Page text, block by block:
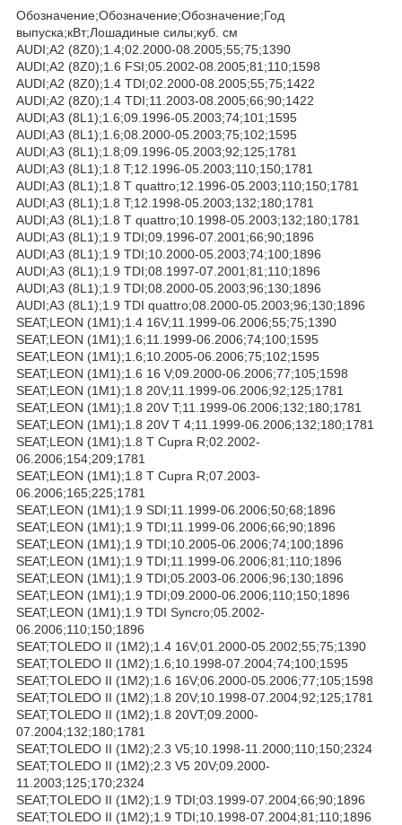
Обозначение;Обозначение;Обозначение;Год
выпуска;кВт;Лошадиные силы;куб. см
AUDI;A2 (8Z0);1.4;02.2000-08.2005;55;75;1390
AUDI;A2 (8Z0);1.6 FSI;05.2002-08.2005;81;110;1598
AUDI;A2 (8Z0);1.4 TDI;02.2000-08.2005;55;75;1422
AUDI;A2 (8Z0);1.4 TDI;11.2003-08.2005;66;90;1422
AUDI;A3 (8L1);1.6;09.1996-05.2003;74;101;1595
AUDI;A3 (8L1);1.6;08.2000-05.2003;75;102;1595
AUDI;A3 (8L1);1.8;09.1996-05.2003;92;125;1781
AUDI;A3 (8L1);1.8 T;12.1996-05.2003;110;150;1781
AUDI;A3 (8L1);1.8 T quattro;12.1996-05.2003;110;150;1781
AUDI;A3 (8L1);1.8 T;12.1998-05.2003;132;180;1781
AUDI;A3 (8L1);1.8 T quattro;10.1998-05.2003;132;180;1781
AUDI;A3 (8L1);1.9 TDI;09.1996-07.2001;66;90;1896
AUDI;A3 (8L1);1.9 TDI;10.2000-05.2003;74;100;1896
AUDI;A3 (8L1);1.9 TDI;08.1997-07.2001;81;110;1896
AUDI;A3 (8L1);1.9 TDI;08.2000-05.2003;96;130;1896
AUDI;A3 (8L1);1.9 TDI quattro;08.2000-05.2003;96;130;1896
SEAT;LEON (1M1);1.4 16V;11.1999-06.2006;55;75;1390
SEAT;LEON (1M1);1.6;11.1999-06.2006;74;100;1595
SEAT;LEON (1M1);1.6;10.2005-06.2006;75;102;1595
SEAT;LEON (1M1);1.6 16 V;09.2000-06.2006;77;105;1598
SEAT;LEON (1M1);1.8 20V;11.1999-06.2006;92;125;1781
SEAT;LEON (1M1);1.8 20V T;11.1999-06.2006;132;180;1781
SEAT;LEON (1M1);1.8 20V T 4;11.1999-06.2006;132;180;1781
SEAT;LEON (1M1);1.8 T Cupra R;02.2002-
06.2006;154;209;1781
SEAT;LEON (1M1);1.8 T Cupra R;07.2003-
06.2006;165;225;1781
SEAT;LEON (1M1);1.9 SDI;11.1999-06.2006;50;68;1896
SEAT;LEON (1M1);1.9 TDI;11.1999-06.2006;66;90;1896
SEAT;LEON (1M1);1.9 TDI;10.2005-06.2006;74;100;1896
SEAT;LEON (1M1);1.9 TDI;11.1999-06.2006;81;110;1896
SEAT;LEON (1M1);1.9 TDI;05.2003-06.2006;96;130;1896
SEAT;LEON (1M1);1.9 TDI;09.2000-06.2006;110;150;1896
SEAT;LEON (1M1);1.9 TDI Syncro;05.2002-
06.2006;110;150;1896
SEAT;TOLEDO II (1M2);1.4 16V;01.2000-05.2002;55;75;1390
SEAT;TOLEDO II (1M2);1.6;10.1998-07.2004;74;100;1595
SEAT;TOLEDO II (1M2);1.6 16V;06.2000-05.2006;77;105;1598
SEAT;TOLEDO II (1M2);1.8 20V;10.1998-07.2004;92;125;1781
SEAT;TOLEDO II (1M2);1.8 20VT;09.2000-
07.2004;132;180;1781
SEAT;TOLEDO II (1M2);2.3 V5;10.1998-11.2000;110;150;2324
SEAT;TOLEDO II (1M2);2.3 V5 20V;09.2000-
11.2003;125;170;2324
SEAT;TOLEDO II (1M2);1.9 TDI;03.1999-07.2004;66;90;1896
SEAT;TOLEDO II (1M2);1.9 TDI;10.1998-07.2004;81;110;1896